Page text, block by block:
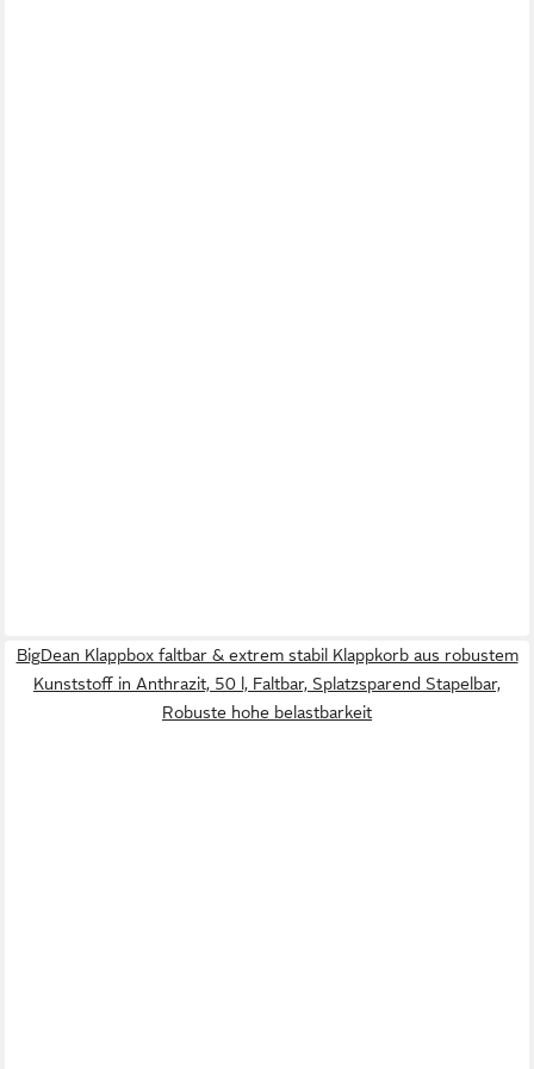
BigDean Klappbox faltbar & extrem stabil Klappkorb aus robustem
Kunststoff in Anthrazit, 50 l, Faltbar, Splatzsparend Stapelbar,
Robuste hohe belastbarkeit